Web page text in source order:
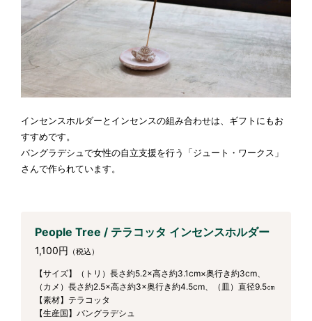
インセンスホルダーとインセンスの組み合わせは、ギフトにもお
すすめです。
バングラデシュで女性の自立支援を行う「ジュート・ワークス」
さんで作られています。
People Tree / テラコッタ インセンスホルダー
1,100円 （税込）
【サイズ】（トリ）長さ約5.2×高さ約3.1cm×奥行き約3cm、
（カメ）長さ約2.5×高さ約3×奥行き約4.5cm、（皿）直径9.5㎝
【素材】テラコッタ
【生産国】バングラデシュ